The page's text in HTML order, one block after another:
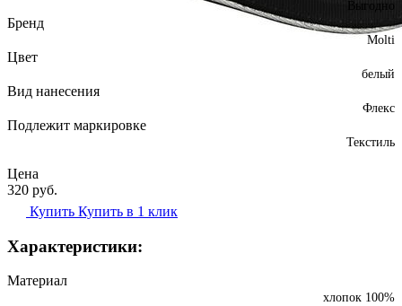
Выгодно
Бренд
Molti
Цвет
белый
Вид нанесения
Флекс
Подлежит маркировке
Текстиль
Цена
320 руб.
Купить Купить в 1 клик
Характеристики:
Материал
хлопок 100%